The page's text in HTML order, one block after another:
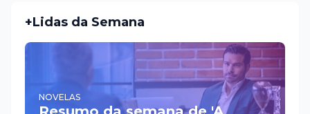
+Lidas da Semana
NOVELAS